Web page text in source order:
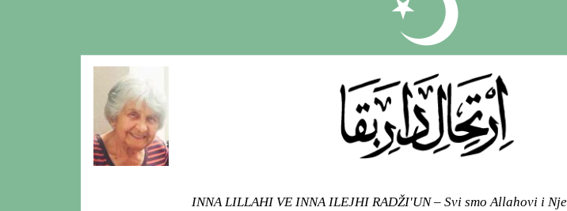
INNA LILLAHI VE INNA ILEJHI RADŽI'UN – Svi smo Allahovi i